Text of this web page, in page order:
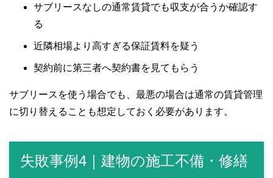
サブリースなしの通常賃貸でも収支が合うか確認す
る
近隣相場より高すぎる保証賃料を疑う
契約前に第三者へ契約書を見てもらう
サブリースを使う場合でも、最悪の場合は通常の賃貸管理
に切り替えることも想定しておく必要があります。
失敗事例4｜建物の施工不備・修繕